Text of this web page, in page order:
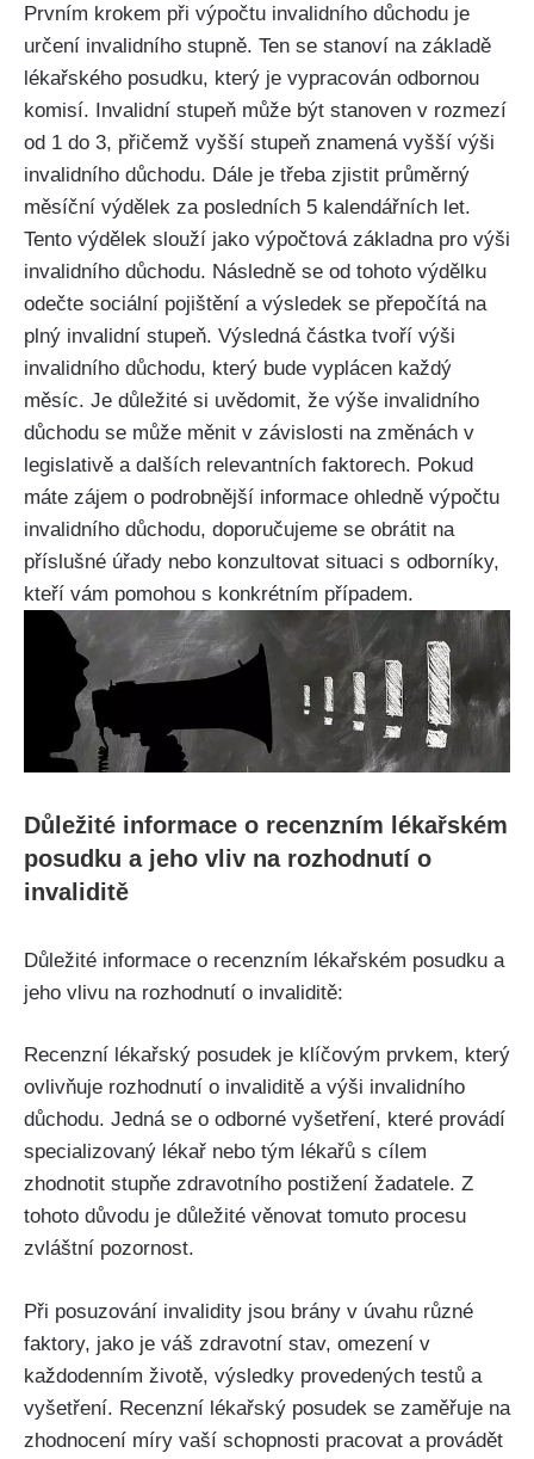
Prvním krokem při výpočtu invalidního důchodu je
určení invalidního stupně. Ten se stanoví na základě
lékařského posudku, který je vypracován odbornou
komisí. Invalidní stupeň může být stanoven v rozmezí
od 1 do 3, přičemž vyšší stupeň znamená vyšší výši
invalidního důchodu. Dále je třeba zjistit průměrný
měsíční výdělek za posledních 5 kalendářních let.
Tento výdělek slouží jako výpočtová základna pro výši
invalidního důchodu. Následně se od tohoto výdělku
odečte sociální pojištění a výsledek se přepočítá na
plný invalidní stupeň. Výsledná částka tvoří výši
invalidního důchodu, který bude vyplácen každý
měsíc. Je důležité si uvědomit, že výše invalidního
důchodu se může měnit v závislosti na změnách v
legislativě a dalších relevantních faktorech. Pokud
máte zájem o podrobnější informace ohledně výpočtu
invalidního důchodu, doporučujeme se obrátit na
příslušné úřady nebo konzultovat situaci s odborníky,
kteří vám pomohou s konkrétním případem.
Důležité informace o recenzním lékařském
posudku a jeho vliv na rozhodnutí o
invaliditě
Důležité informace o recenzním lékařském posudku a
jeho vlivu na rozhodnutí o invaliditě:
Recenzní lékařský posudek je klíčovým prvkem, který
ovlivňuje rozhodnutí o invaliditě a výši invalidního
důchodu. Jedná se o odborné vyšetření, které provádí
specializovaný lékař nebo tým lékařů s cílem
zhodnotit stupňe zdravotního postižení žadatele. Z
tohoto důvodu je důležité věnovat tomuto procesu
zvláštní pozornost.
Při posuzování invalidity jsou brány v úvahu různé
faktory, jako je váš zdravotní stav, omezení v
každodenním životě, výsledky provedených testů a
vyšetření. Recenzní lékařský posudek se zaměřuje na
zhodnocení míry vaší schopnosti pracovat a provádět